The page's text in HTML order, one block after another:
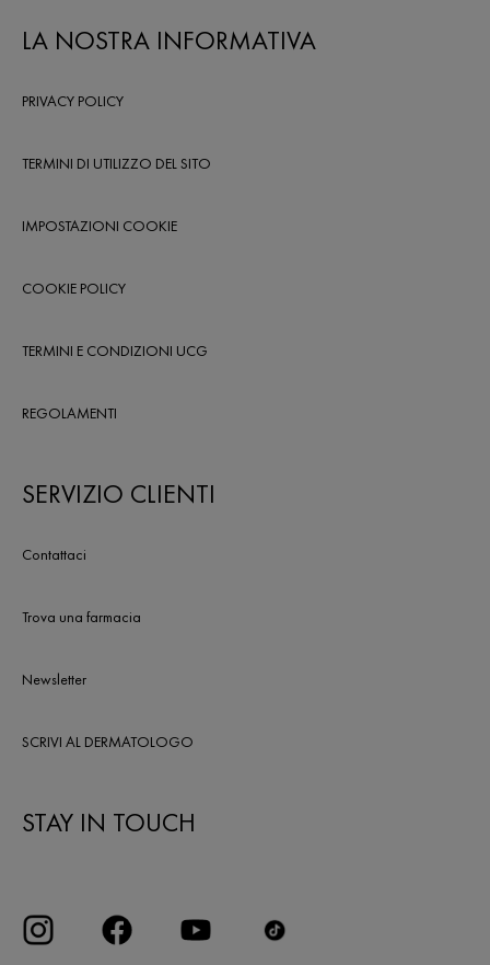
LA NOSTRA INFORMATIVA
PRIVACY POLICY
TERMINI DI UTILIZZO DEL SITO
IMPOSTAZIONI COOKIE
COOKIE POLICY
TERMINI E CONDIZIONI UCG
REGOLAMENTI
SERVIZIO CLIENTI
Contattaci
Trova una farmacia
Newsletter
SCRIVI AL DERMATOLOGO
STAY IN TOUCH